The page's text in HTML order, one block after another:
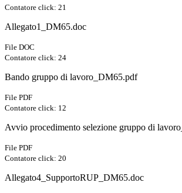
Contatore click: 21
Allegato1_DM65.doc
File DOC
Contatore click: 24
Bando gruppo di lavoro_DM65.pdf
File PDF
Contatore click: 12
Avvio procedimento selezione gruppo di
File PDF
Contatore click: 20
Allegato4_SupportoRUP_DM65.doc